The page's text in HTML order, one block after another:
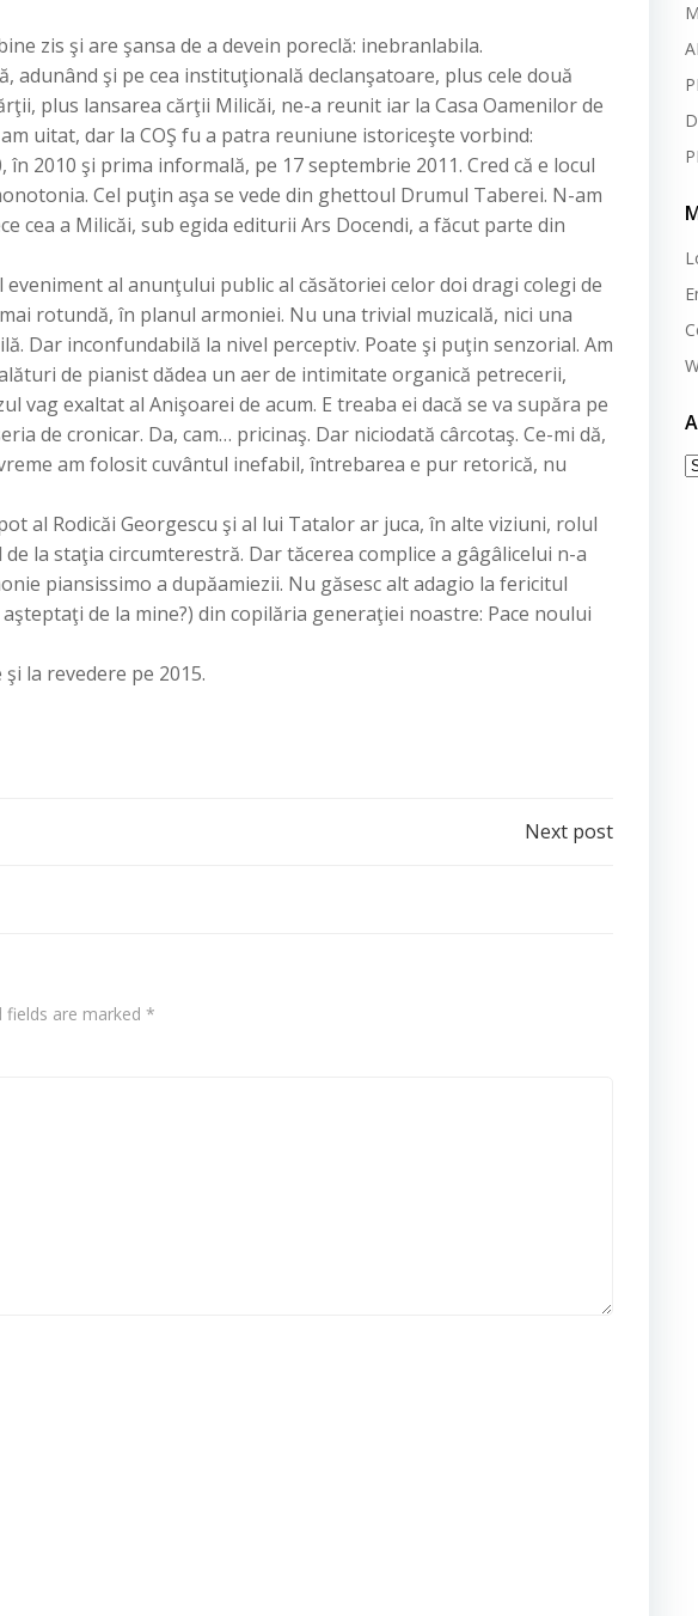
zis şi are şansa de a devein poreclă: inebranlabila.
adunând şi pe cea instituţională declanşatoare, plus cele două
plus lansarea cărţii Milicăi, ne-a reunit iar la Casa Oamenilor de
uitat, dar la COŞ fu a patra reuniune istoriceşte vorbind:
2010 şi prima informală, pe 17 septembrie 2011. Cred că e locul
Cel puţin aşa se vede din ghettoul Drumul Taberei. N-am
cea a Milicăi, sub egida editurii Ars Docendi, a făcut parte din
al anunţului public al căsătoriei celor doi dragi colegi de
rotundă, în planul armoniei. Nu una trivial muzicală, nici una
Dar inconfundabilă la nivel perceptiv. Poate şi puţin senzorial. Am
de pianist dădea un aer de intimitate organică petrecerii,
vag exaltat al Anişoarei de acum. E treaba ei dacă se va supăra pe
de cronicar. Da, cam… pricinaş. Dar niciodată cârcotaş. Ce-mi dă,
am folosit cuvântul inefabil, întrebarea e pur retorică, nu
al Rodicăi Georgescu şi al lui Tatalor ar juca, în alte viziuni, rolul
la staţia circumterestră. Dar tăcerea complice a gâgâlicelui n-a
piansissimo a dupăamiezii. Nu găsesc alt adagio la fericitul
de la mine?) din copilăria generaţiei noastre: Pace noului
la revedere pe 2015.
Next post
fields are marked *